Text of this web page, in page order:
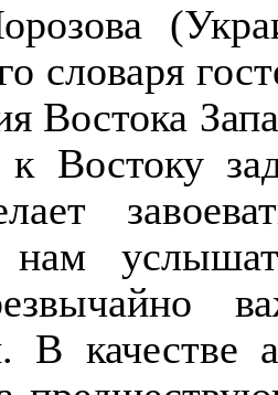
словаря
Востока
Востоку
нам
В качестве